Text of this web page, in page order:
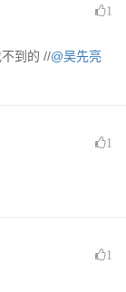
1
到的 //@吴先亮
1
1